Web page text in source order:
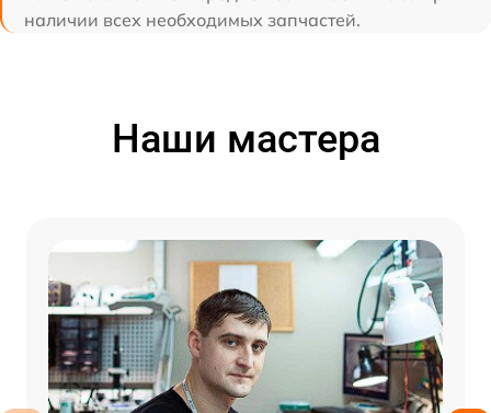
наличии всех необходимых запчастей.
Наши мастера